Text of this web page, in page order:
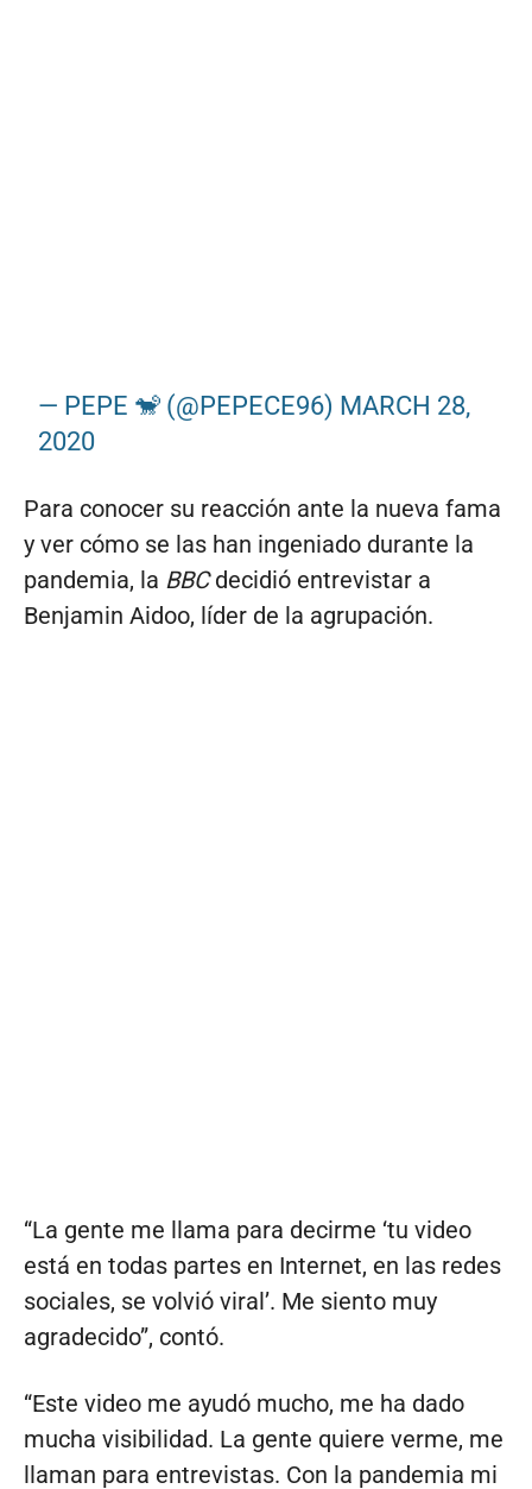
— PEPE 🐒 (@PEPECE96) MARCH 28,
2020
Para conocer su reacción ante la nueva fama
y ver cómo se las han ingeniado durante la
pandemia, la BBCdecidió entrevistar a
Benjamin Aidoo, líder de la agrupación.
“La gente me llama para decirme ‘tu video
está en todas partes en Internet, en las redes
sociales, se volvió viral’. Me siento muy
agradecido”, contó.
“Este video me ayudó mucho, me ha dado
mucha visibilidad. La gente quiere verme, me
llaman para entrevistas. Con la pandemia mi